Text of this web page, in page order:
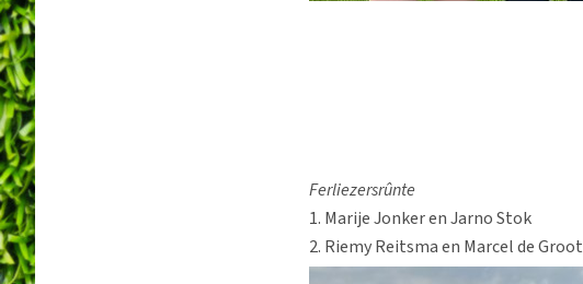
Ferliezersrûnte
1. Marije Jonker en Jarno Stok
2. Riemy Reitsma en Marcel de Groot